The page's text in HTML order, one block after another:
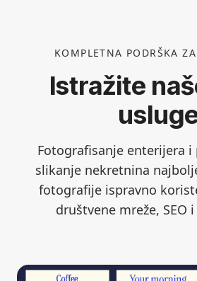
KOMPLETNA PODRŠKA
Istražite
Fotografisanje enterijera
slikanje nekretnina
fotografije ispravno
društvene mreže, SEO